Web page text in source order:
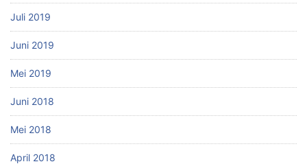
Juli 2019
Juni 2019
Mei 2019
Juni 2018
Mei 2018
April 2018